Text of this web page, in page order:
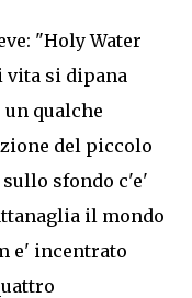
"Holy Water
vita si dipana
qualche
del piccolo
sfondo c'e'
il mondo
e' incentrato